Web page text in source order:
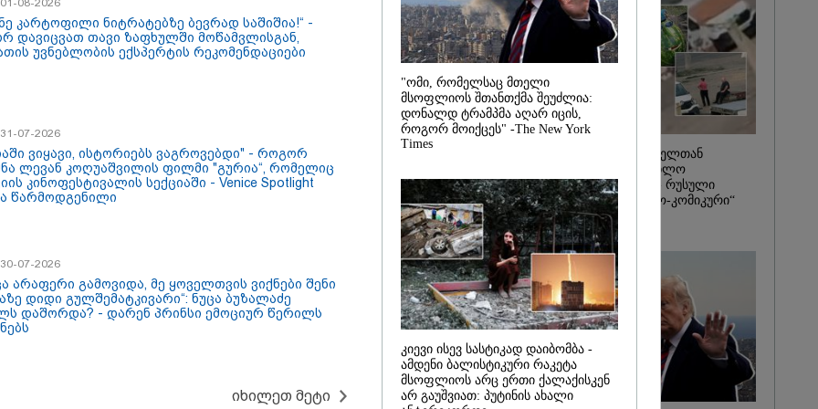
ყრილობაზე
საზოგადოებას
05-08-2026
მე-7 და მე-10
სკოლებში
იზღუდება
16:11 / 05-08-2026
"სკოლის ფორმების
რეალიზაცია 1-ელი
სექტემბრიდან დაიწყება
და იქნება როგორც
საცალო, ასევე ონლაინ
გაყიდვის რეჟიმი" - გივი
აფიქსირებს კამერა
გზებზე მანქანის
საზამთროს გამყიდველთან
სამკვდრო-სასიცოცხლო
„კუკუდამალობანა“ - რუსული
დრონის „საბრძოლო-კომიკური“
ვიდეო
კარტოფილი ნიტრატებზე ბევრად საშიშია!“ -
დავიცვათ თავი ზაფხულში მოწამვლისგან,
უვნებლობის ექსპერტის რეკომენდაციები
07-2026
ვიყავი, ისტორიებს ვაგროვებდი" - როგორ
ლევან კოღუაშვილის ფილმი "გურია“, რომელიც
კინოფესტივალის სექციაში - Venice Spotlight
წარმოდგენილი
07-2026
არაფერი გამოვიდა, მე ყოველთვის ვიქნები შენი
დიდი გულშემატკივარი“: ნუცა ბუზალაძე
დაშორდა? - დარენ პრინსი ემოციურ წერილს
იხილეთ მეტი
"ომი, რომელსაც მთელი
მსოფლიოს შთანთქმა შეუძლია:
დონალდ ტრამპმა აღარ იცის,
როგორ მოიქცეს" -The New York
Times
კიევი ისევ სასტიკად დაიბომბა -
ამდენი ბალისტიკური რაკეტა
მსოფლიოს არც ერთი ქალაქისკენ
არ გაუშვიათ: პუტინის ახალი